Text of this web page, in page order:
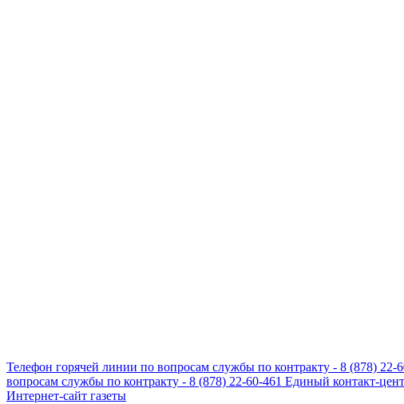
Телефон горячей линии по вопросам службы по контракту - 8 (878) 22-
вопросам службы по контракту - 8 (878) 22-60-461 Единый контакт-
Интернет-сайт газеты